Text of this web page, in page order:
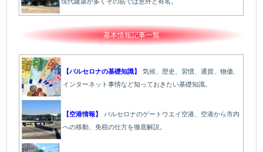
基本情報記事一覧
【バルセロナの基礎知識】
気候、歴史、習慣、通貨、物価、
インターネット事情など知っておきたい基礎知識。
【空港情報】
バルセロナのゲートウエイ空港、空港から市内
への移動、免税の仕方を徹底解説。